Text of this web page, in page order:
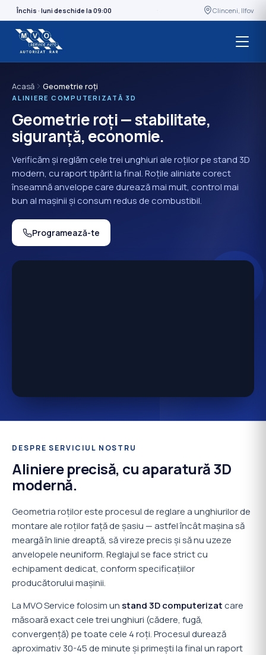
Închis · luni deschide la 09:00 Clinceni, Ilfov
Acasă Geometrie roți
ALINIERE COMPUTERIZATĂ 3D
Geometrie roți — stabilitate,
siguranță, economie.
Verificăm și reglăm cele trei unghiuri ale roților pe stand 3D
modern, cu raport tipărit la final. Roțile aliniate corect
înseamnă anvelope care durează mai mult, control mai
bun al mașinii și consum redus de combustibil.
Programează-te
DESPRE SERVICIUL NOSTRU
Aliniere precisă, cu aparatură 3D
modernă.
Geometria roților este procesul de reglare a unghiurilor de
montare ale roților față de șasiu — astfel încât mașina să
meargă în linie dreaptă, să vireze precis și să nu uzeze
anvelopele neuniform. Reglajul se face strict cu
echipament dedicat, conform specificațiilor
producătorului mașinii.
La MVO Service folosim un stand 3D computerizatcare
măsoară exact cele trei unghiuri (cădere, fugă,
convergență) pe toate cele 4 roți. Procesul durează
aproximativ 30-45 de minute și primești la final un raport